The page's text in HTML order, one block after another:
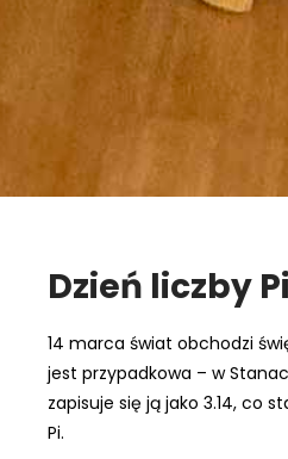
Dzień liczby Pi
14 marca świat obchodzi
jest przypadkowa – w
zapisuje się ją jako 3.14, co
Pi.